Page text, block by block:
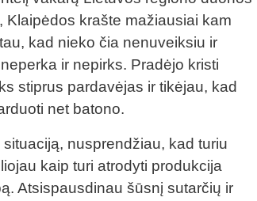
krašte mažiausiai kam
kad nieko čia nenuveiksiu ir
ir nepirks. Pradėjo kristi
stiprus pardavėjas ir tikėjau, kad
net batono.
nusprendžiau, kad turiu
kaip turi atrodyti produkcija
Atsispausdinau šūsnį sutarčių ir